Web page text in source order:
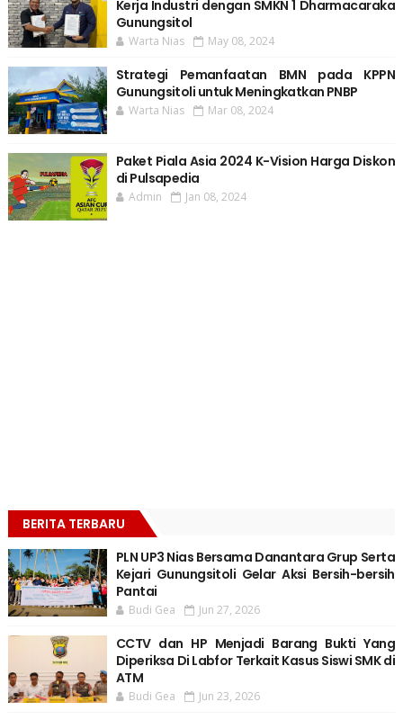
Kerja Industri dengan SMKN 1 Dharmacaraka
Gunungsitol
Warta Nias May 08, 2024
Strategi Pemanfaatan BMN pada KPPN
Gunungsitoli untuk Meningkatkan PNBP
Warta Nias Mar 08, 2024
Paket Piala Asia 2024 K-Vision Harga Diskon
di Pulsapedia
Admin Jan 08, 2024
BERITA TERBARU
PLN UP3 Nias Bersama Danantara Grup Serta
Kejari Gunungsitoli Gelar Aksi Bersih-bersih
Pantai
Budi Gea Jun 27, 2026
CCTV dan HP Menjadi Barang Bukti Yang
Diperiksa Di Labfor Terkait Kasus Siswi SMK di
ATM
Budi Gea Jun 23, 2026